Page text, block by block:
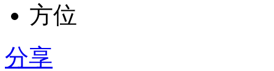
分享